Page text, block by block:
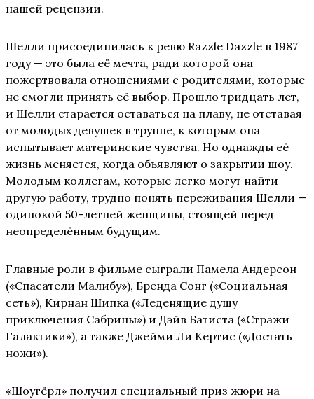
нашей рецензии.
Шелли присоединилась к ревю Razzle Dazzle в 1987
году — это была её мечта, ради которой она
пожертвовала отношениями с родителями, которые
не смогли принять её выбор. Прошло тридцать лет,
и Шелли старается оставаться на плаву, не отставая
от молодых девушек в труппе, к которым она
испытывает материнские чувства. Но однажды её
жизнь меняется, когда объявляют о закрытии шоу.
Молодым коллегам, которые легко могут найти
другую работу, трудно понять переживания Шелли —
одинокой 50-летней женщины, стоящей перед
неопределённым будущим.
Главные роли в фильме сыграли Памела Андерсон
(«Спасатели Малибу»), Бренда Сонг («Социальная
сеть»), Кирнан Шипка («Леденящие душу
приключения Сабрины») и Дэйв Батиста («Стражи
Галактики»), а также Джейми Ли Кертис («Достать
ножи»).
«Шоугёрл» получил специальный приз жюри на